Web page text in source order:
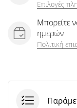
Επιλογές
Μπορείτε
ημερών
Πολιτική